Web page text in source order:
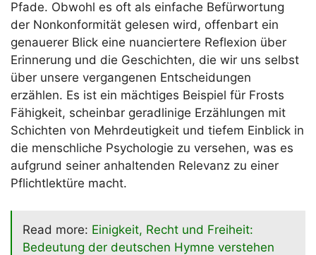
Pfade. Obwohl es oft als einfache Befürwortung
der Nonkonformität gelesen wird, offenbart ein
genauerer Blick eine nuanciertere Reflexion über
Erinnerung und die Geschichten, die wir uns selbst
über unsere vergangenen Entscheidungen
erzählen. Es ist ein mächtiges Beispiel für Frosts
Fähigkeit, scheinbar geradlinige Erzählungen mit
Schichten von Mehrdeutigkeit und tiefem Einblick in
die menschliche Psychologie zu versehen, was es
aufgrund seiner anhaltenden Relevanz zu einer
Pflichtlektüre macht.
Read more: Einigkeit, Recht und Freiheit:
Bedeutung der deutschen Hymne verstehen